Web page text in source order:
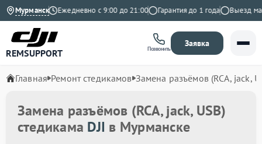
Мурманск
на Яндекс Ежедневно с 9:00 до 21:00 Гарантия до 1 года Выезд
REMSUPPORT Позвонить
Заявка
Главная Ремонт стедикамов Замена разъёмов (RCA, jack,
Замена разъёмов (RCA, jack, USB)
стедикама DJI в Мурманске